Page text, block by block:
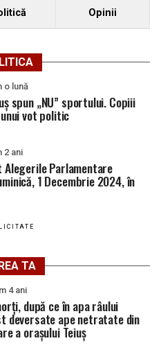
Opinii
o lună
spun „NU” sportului. Copiii
vot politic
2 ani
Alegerile Parlamentare
1 Decembrie 2024, în
TA
4 ani
după ce în apa râului
deversate ape netratate din
a orașului Teiuș